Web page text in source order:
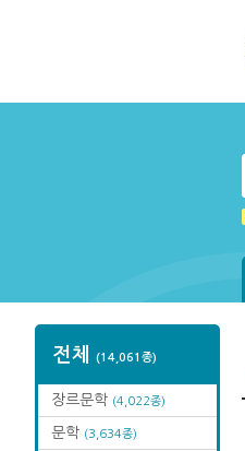
전체 (14,061종)
장르문학 (4,022종)
문학 (3,634종)